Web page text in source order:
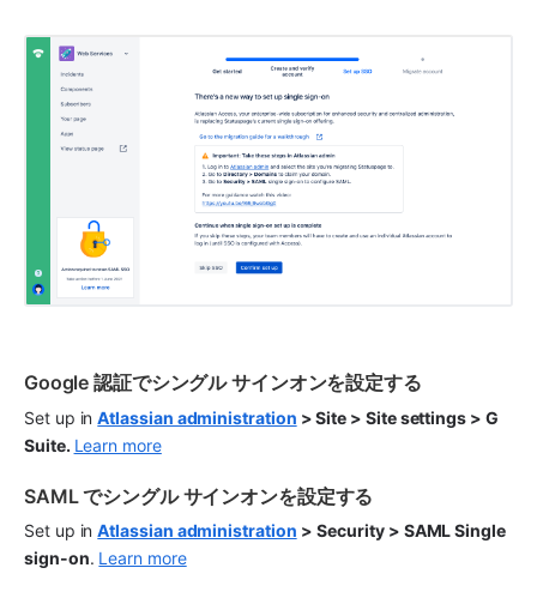
Google 認証でシングル サインオンを設定する
Set up in Atlassian administration > Site > Site settings > G
Suite. Learn more
SAML でシングル サインオンを設定する
Set up in Atlassian administration > Security > SAML Single
sign-on. Learn more